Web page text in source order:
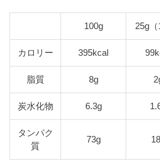
100g 25g（
カロリー 395kcal
脂質 8g
炭水化物 6.3g
タンパク
質
73g